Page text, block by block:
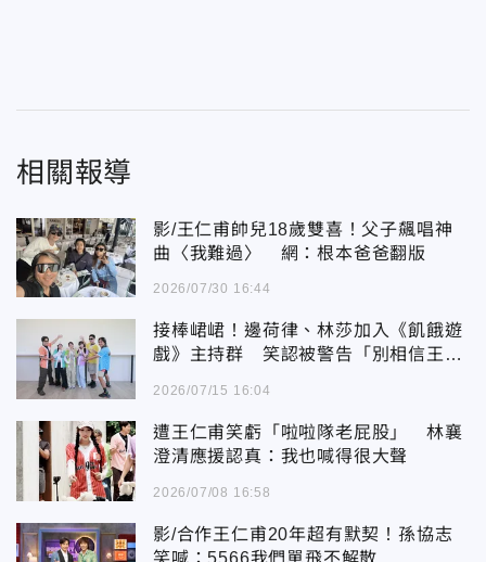
相關報導
影/王仁甫帥兒18歲雙喜！父子飆唱神
曲〈我難過〉 網：根本爸爸翻版
2026/07/30 16:44
接棒峮峮！邊荷律、林莎加入《飢餓遊
戲》主持群 笑認被警告「別相信王仁
2026/07/15 16:04
遭王仁甫笑虧「啦啦隊老屁股」 林襄
澄清應援認真：我也喊得很大聲
2026/07/08 16:58
影/合作王仁甫20年超有默契！孫協志
笑喊：5566我們單飛不解散